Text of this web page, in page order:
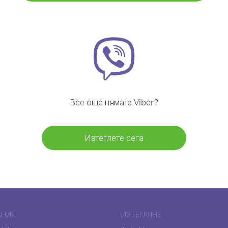
Все още нямате Viber?
Изтеглете сега
ИЗТЕГЛЯНЕ